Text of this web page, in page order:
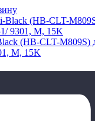
(HB-CLT-M809S)
M, 15K